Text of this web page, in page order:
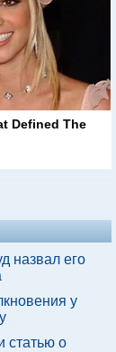
Defined The
назвал его
у
о